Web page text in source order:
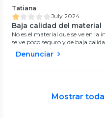
Tatiana
July 2024
Baja calidad del material
No es el material que se ve en la
se ve poco seguro y de baja
Denunciar
Mostrar